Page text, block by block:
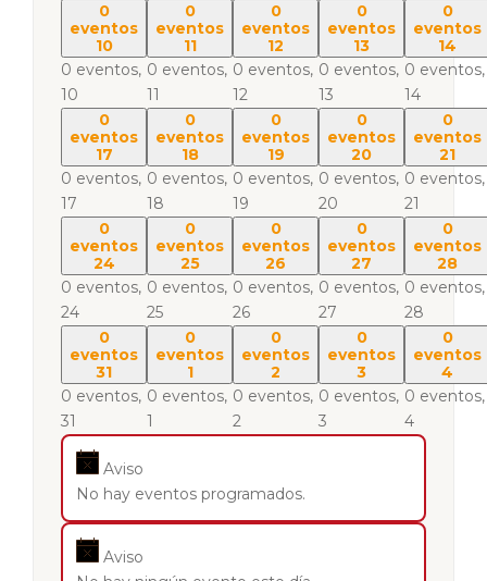
0
eventos
10
0 eventos,
10
0
eventos
11
0 eventos,
11
0
eventos
12
0 eventos,
12
0
eventos
13
0 eventos,
13
0
eventos
14
0 eventos,
14
0
eventos
17
0 eventos,
17
0
eventos
18
0 eventos,
18
0
eventos
19
0 eventos,
19
0
eventos
20
0 eventos,
20
0
eventos
21
0 eventos,
21
0
eventos
24
0 eventos,
24
0
eventos
25
0 eventos,
25
0
eventos
26
0 eventos,
26
0
eventos
27
0 eventos,
27
0
eventos
28
0 eventos,
28
0
eventos
31
0 eventos,
31
0
eventos
1
0 eventos,
1
0
eventos
2
0 eventos,
2
0
eventos
3
0 eventos,
3
0
eventos
4
0 eventos,
4
Aviso
No hay eventos programados.
Aviso